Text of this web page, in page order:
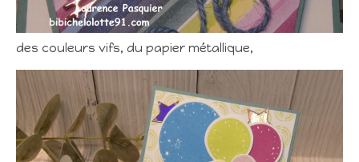
des couleurs vifs, du papier métallique,